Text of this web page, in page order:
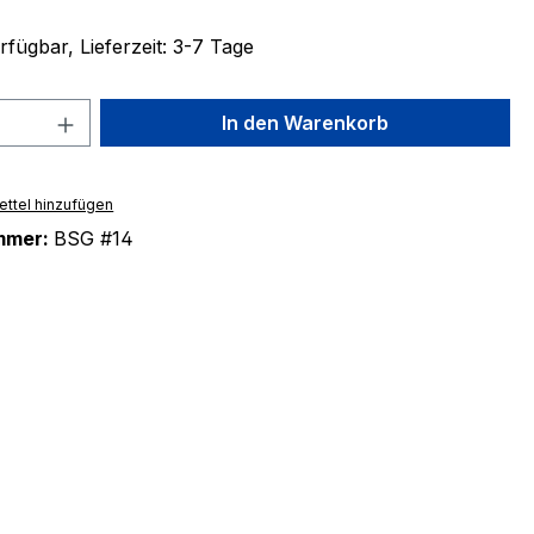
Lieferzeit: 3-7 Tage
Anzahl: Gib den gewünschten Wert
In den Warenkorb
hinzufügen
BSG #14